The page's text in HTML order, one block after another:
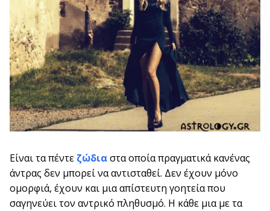
Είναι τα πέντε ζώδιαστα οποία πραγματικά κανένας
άντρας δεν μπορεί να αντισταθεί. Δεν έχουν μόνο
ομορφιά, έχουν και μια απίστευτη γοητεία που
σαγηνεύει τον αντρικό πληθυσμό. Η κάθε μια με τα